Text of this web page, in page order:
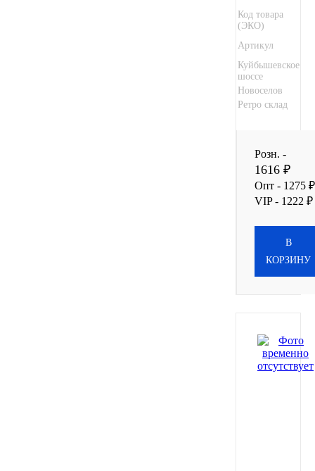
Код товара
(ЭКО)
Артикул
Куйбышевское
шоссе
Новоселов
Ретро склад
Розн. -
1616 ₽
Опт - 1275 ₽
VIP - 1222 ₽
В
КОРЗИНУ